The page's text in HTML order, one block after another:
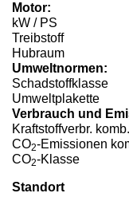
Motor:
kW / PS
Treibstoff
Hubraum
Umweltnormen:
Schadstoffklasse
Umweltplakette
Verbrauch und
Kraftstoffverbr. komb.
CO2-Emissionen
CO2-Klasse
Standort